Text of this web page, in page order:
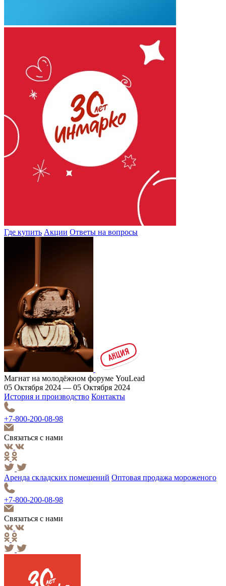
Где купить Акции Ответы на вопросы
Магнат на молодёжном форуме YouLead
05 Октября 2024 — 05 Октября 2024
История и производство Контакты
+7-800-200-08-98
Связаться с нами
Аренда складских помещений Оптовая продажа мороженого
+7-800-200-08-98
Связаться с нами